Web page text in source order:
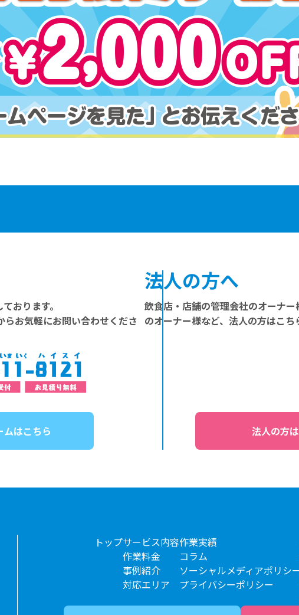
おります。
お気軽にお問い合わせくださ
ムはこちら
法人の方へ
飲食店・店舗の管理会社のオーナ
のオーナー様など、法人の方はこち
法人の方
トップサービス内容
作業料金
事例紹介
対応エリア
作業実績
コラム
ソーシャルメディアポリシ
プライバシーポリシー